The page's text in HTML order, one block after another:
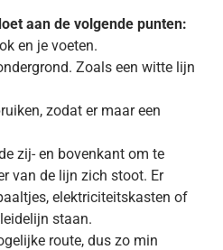
aan de volgende punten:
en je voeten.
Zoals een witte lijn
zodat er maar een
zij- en bovenkant om te
van de lijn zich stoot. Er
elektriciteitskasten of
staan.
route, dus zo min